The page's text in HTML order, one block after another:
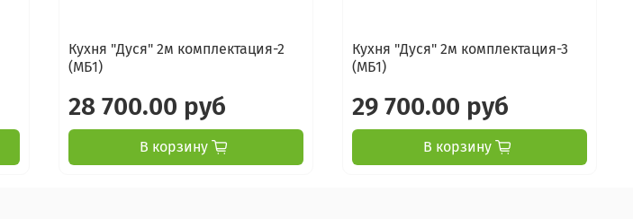
Кухня "Дуся" 2м комплектация-2
(МБ1)
28 700.00 руб
В корзину
Кухня "Дуся" 2м комплектация-3
(МБ1)
29 700.00 руб
В корзину